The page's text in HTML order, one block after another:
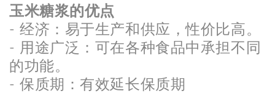
玉米糖浆的优点
- 经济：易于生产和供应，性价比高。
- 用途广泛：可在各种食品中承担不同
的功能。
- 保质期：有效延长保质期